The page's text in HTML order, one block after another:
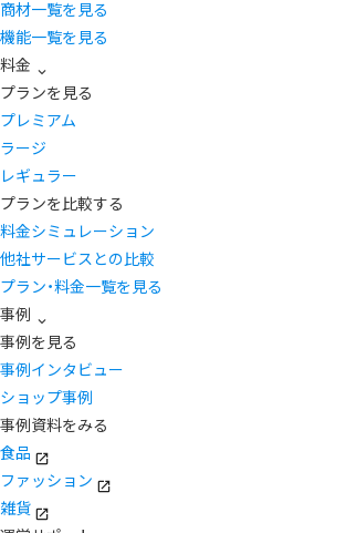
商材一覧を見る
機能一覧を見る
料金
プランを見る
プレミアム
ラージ
レギュラー
プランを比較する
料金シミュレーション
他社サービスとの比較
プラン・料金一覧を見る
事例
事例を見る
事例インタビュー
ショップ事例
事例資料をみる
食品
ファッション
雑貨